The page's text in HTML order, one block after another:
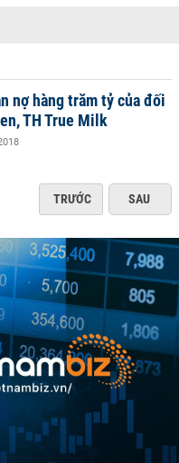
nợ hàng trăm tỷ của đối
TH True Milk
TRƯỚC SAU